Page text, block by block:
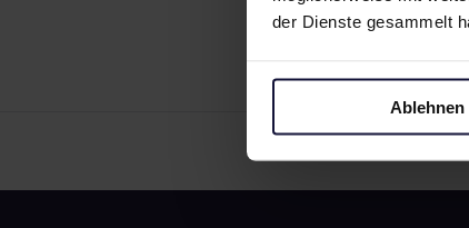
der Dienste gesammelt
Ablehnen